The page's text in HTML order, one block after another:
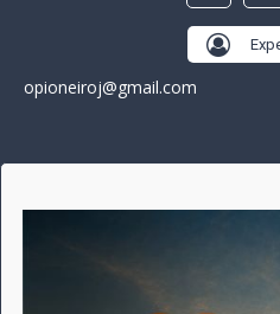
opioneiroj@gmail.com
A história do Pioneiro inicia em
Canarana - MT, na época,
que chegou a possuir mil
publicadas 691 edições que